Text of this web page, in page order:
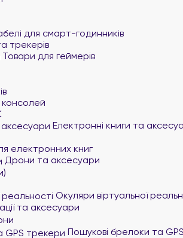
для смарт-годинників
трекерів
Товари для геймерів
консолей
Електронні книги та
електронних книг
Дрони та аксесуари
Окуляри віртуальної
та аксесуари
Пошукові брелоки та